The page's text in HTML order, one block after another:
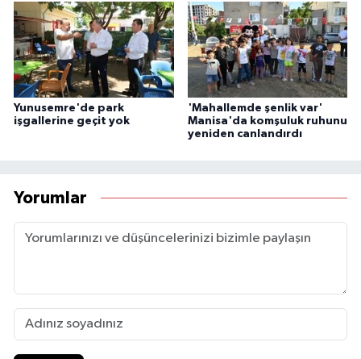
Yunusemre'de park
işgallerine geçit yok
'Mahallemde şenlik var'
Manisa'da komşuluk ruhunu
yeniden canlandırdı
Yorumlar